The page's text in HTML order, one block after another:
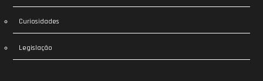
Curiosidades
Legislação